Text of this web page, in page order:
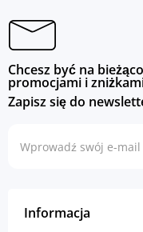
Chcesz być na
promocjami i
Zapisz się do
Informacja